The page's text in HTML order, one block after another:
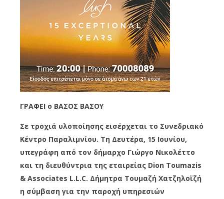
ΓΡΑΦΕΙ ο ΒΑΣΟΣ ΒΑΣΟΥ
Σε τροχιά υλοποίησης εισέρχεται το Συνεδριακό
Κέντρο Παραλιμνίου. Τη Δευτέρα, 15 Ιουνίου,
υπεγράφη από τον δήμαρχο Γιώργο Νικολέττο
και τη διευθύντρια της εταιρείας Dion Toumazis
& Associates L.L.C. Δήμητρα Τουμαζή Χατζηλοϊζή
η σύμβαση για την παροχή υπηρεσιών